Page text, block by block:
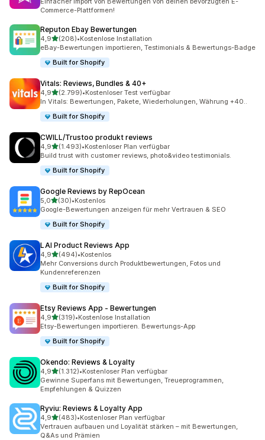
Commerce-Plattformen!
Reputon Ebay Bewertungen
4,9von 5 Sternen
(208)
208 Rezensionen insgesamt
•Kostenlose Installation
eBay-Bewertungen importieren, Testimonials & Bewertungs-Badge
Built for Shopify
Vitals: Reviews, Bundles & 40+
4,9von 5 Sternen
(2.799)
2799 Rezensionen insgesamt
•Kostenloser Test verfügbar
In Vitals: Bewertungen, Pakete, Wiederholungen, Währung +40..
Built for Shopify
CWILL/Trustoo produkt reviews
4,9von 5 Sternen
(1.493)
1493 Rezensionen insgesamt
•Kostenloser Plan verfügbar
Build trust with customer reviews, photo&video testimonials.
Built for Shopify
Google Reviews by RepOcean
5,0von 5 Sternen
(30)
30 Rezensionen insgesamt
•Kostenlos
Google-Bewertungen anzeigen für mehr Vertrauen & SEO
Built for Shopify
LAI Product Reviews App
4,9von 5 Sternen
(494)
494 Rezensionen insgesamt
•Kostenlos
Mehr Conversions durch Produktbewertungen, Fotos und
Kundenreferenzen
Built for Shopify
Etsy Reviews App ‑ Bewertungen
4,9von 5 Sternen
(319)
319 Rezensionen insgesamt
•Kostenlose Installation
Etsy-Bewertungen importieren. Bewertungs-App
Built for Shopify
Okendo: Reviews & Loyalty
4,9von 5 Sternen
(1.312)
1312 Rezensionen insgesamt
•Kostenloser Plan verfügbar
Gewinne Superfans mit Bewertungen, Treueprogrammen,
Empfehlungen & Quizzen
Ryviu: Reviews & Loyalty App
4,9von 5 Sternen
(483)
483 Rezensionen insgesamt
•Kostenloser Plan verfügbar
Vertrauen aufbauen und Loyalität stärken – mit Bewertungen,
Q&As und Prämien